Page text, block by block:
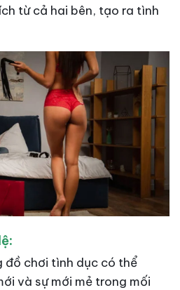
từ cả hai bên, tạo ra tình
đồ chơi tình dục có thể
và sự mới mẻ trong mối